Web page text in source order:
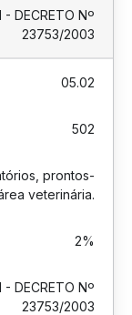
- DECRETO Nº
23753/2003
05.02
502
prontos-
veterinária.
2%
- DECRETO Nº
23753/2003